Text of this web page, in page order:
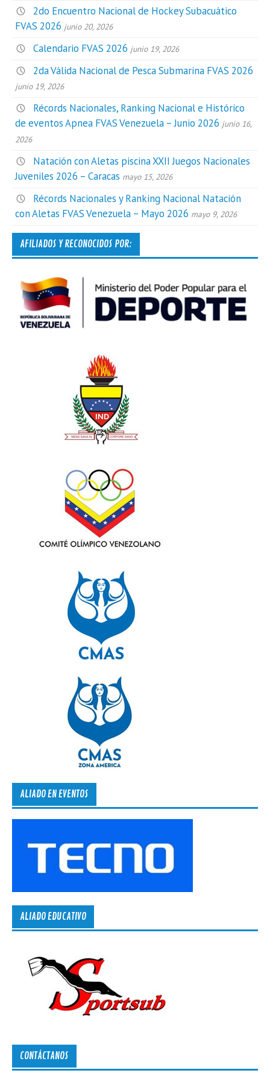
2do Encuentro Nacional de Hockey Subacuático
FVAS 2026 junio 20, 2026
Calendario FVAS 2026 junio 19, 2026
2da Válida Nacional de Pesca Submarina FVAS 2026
junio 19, 2026
Récords Nacionales, Ranking Nacional e Histórico
de eventos Apnea FVAS Venezuela – Junio 2026 junio 16,
2026
Natación con Aletas piscina XXII Juegos Nacionales
Juveniles 2026 – Caracas mayo 15, 2026
Récords Nacionales y Ranking Nacional Natación
con Aletas FVAS Venezuela – Mayo 2026 mayo 9, 2026
AFILIADOS Y RECONOCIDOS POR:
ALIADO EN EVENTOS
ALIADO EDUCATIVO
CONTÁCTANOS